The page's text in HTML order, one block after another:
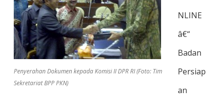
Nias
Penyerahan Dokumen kepada Komisi II DPR RI (Foto: Tim
Sekretariat BPP PKN)
NLINE
â€“
Badan
Persiap
an